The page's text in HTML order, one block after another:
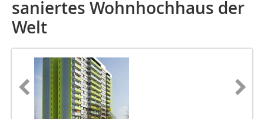
saniertes Wohnhochhaus der
Welt